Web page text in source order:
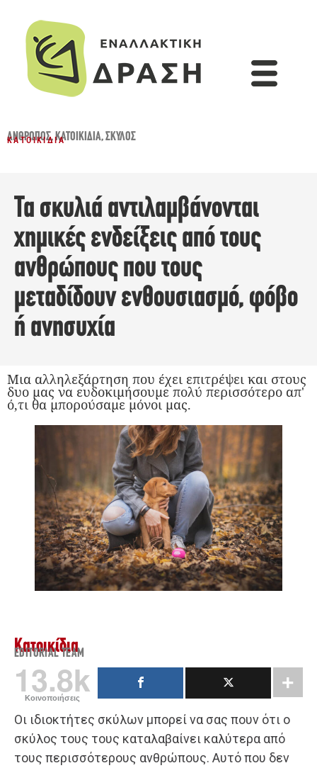
ΆΝΘΡΩΠΟΣ,ΚΑΤΟΙΚΊΔΙΑ,ΣΚΎΛΟΣ
ΚΑΤΟΙΚΊΔΙΑ
Τα σκυλιά αντιλαμβάνονται
χημικές ενδείξεις από τους
ανθρώπους που τους
μεταδίδουν ενθουσιασμό, φόβο
ή ανησυχία
Mια αλληλεξάρτηση που έχει επιτρέψει και στους
δυο μας να ευδοκιμήσουμε πολύ περισσότερο απ'
ό,τι θα μπορούσαμε μόνοι μας.
Κατοικίδια
EDITORIAL TEAM
13.8k
Κοινοποιήσεις
Οι ιδιοκτήτες σκύλων μπορεί να σας πουν ότι ο
σκύλος τους τους καταλαβαίνει καλύτερα από
τους περισσότερους ανθρώπους. Αυτό που δεν